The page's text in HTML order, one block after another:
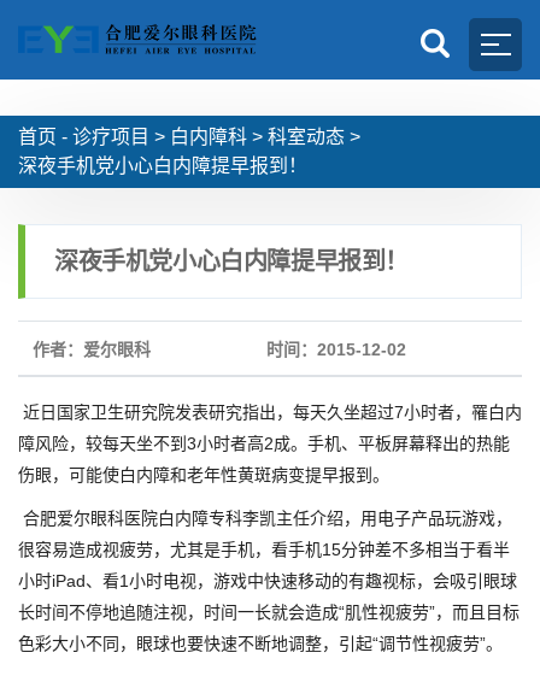
首页 - 诊疗项目 > 白内障科 > 科室动态 >
深夜手机党小心白内障提早报到！
深夜手机党小心白内障提早报到！
作者：爱尔眼科 时间：2015-12-02
近日国家卫生研究院发表研究指出，每天久坐超过7小时者，罹白内
障风险，较每天坐不到3小时者高2成。手机、平板屏幕释出的热能
伤眼，可能使白内障和老年性黄斑病变提早报到。
合肥爱尔眼科医院白内障专科李凯主任介绍，用电子产品玩游戏，
很容易造成视疲劳，尤其是手机，看手机15分钟差不多相当于看半
小时iPad、看1小时电视，游戏中快速移动的有趣视标，会吸引眼球
长时间不停地追随注视，时间一长就会造成“肌性视疲劳”，而且目标
色彩大小不同，眼球也要快速不断地调整，引起“调节性视疲劳”。